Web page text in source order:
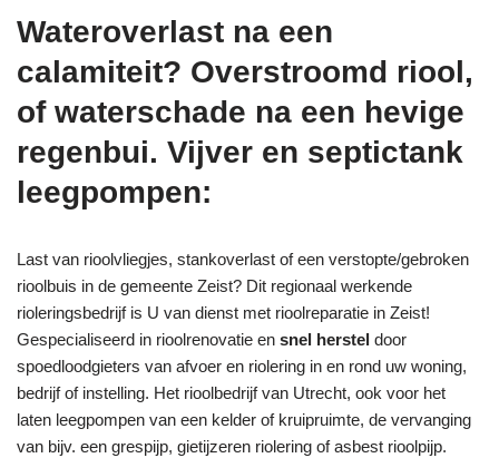
Wateroverlast na een
calamiteit? Overstroomd riool,
of waterschade na een hevige
regenbui. Vijver en septictank
leegpompen:
Last van rioolvliegjes, stankoverlast of een verstopte/gebroken
rioolbuis in de gemeente Zeist? Dit regionaal werkende
rioleringsbedrijf is U van dienst met rioolreparatie in Zeist!
Gespecialiseerd in rioolrenovatie en snel herstel door
spoedloodgieters van afvoer en riolering in en rond uw woning,
bedrijf of instelling. Het rioolbedrijf van Utrecht, ook voor het
laten leegpompen van een kelder of kruipruimte, de vervanging
van bijv. een grespijp, gietijzeren riolering of asbest rioolpijp.